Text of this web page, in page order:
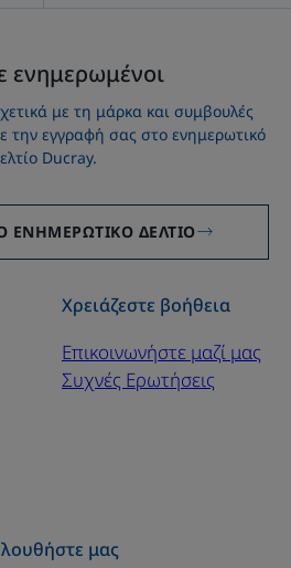
ενημερωμένοι
με τη μάρκα και συμβουλές
την εγγραφή σας στο ενημερωτικό
Ducray.
ΕΝΗΜΕΡΩΤΙΚΌ ΔΕΛΤΊΟ
Χρειάζεστε βοήθεια
Επικοινωνήστε μαζί μας
Συχνές Ερωτήσεις
μας